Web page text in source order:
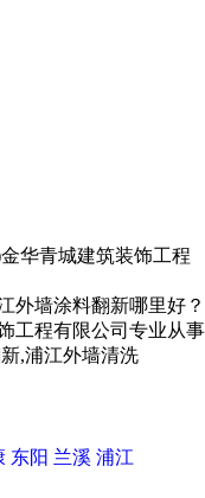
华青城建筑装饰工程
外墙涂料翻新哪里好？
工程有限公司专业从事
,浦江外墙清洗
东阳 兰溪 浦江